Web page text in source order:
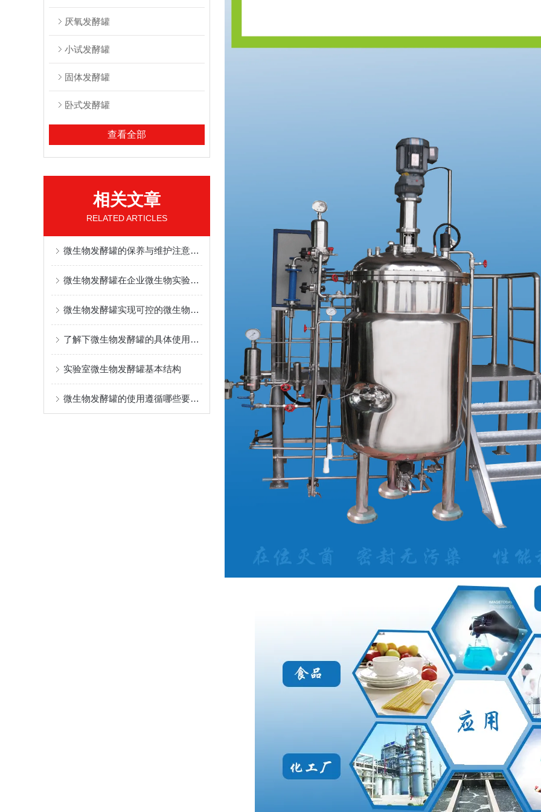
厌氧发酵罐
小试发酵罐
固体发酵罐
卧式发酵罐
查看全部
相关文章
RELATED ARTICLES
微生物发酵罐的保养与维护注意事项
微生物发酵罐在企业微生物实验室中的关键作用
微生物发酵罐实现可控的微生物培养环境
了解下微生物发酵罐的具体使用要求
实验室微生物发酵罐基本结构
微生物发酵罐的使用遵循哪些要求？